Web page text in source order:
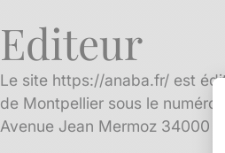
Editeur
Le site https://anaba.fr/ est
de Montpellier sous le
Avenue Jean Mermoz 34000